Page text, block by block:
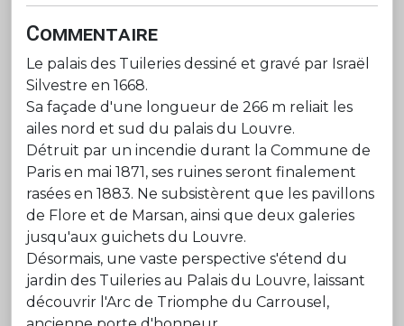
Commentaire
Le palais des Tuileries dessiné et gravé par Israël
Silvestre en 1668.
Sa façade d'une longueur de 266 m reliait les
ailes nord et sud du palais du Louvre.
Détruit par un incendie durant la Commune de
Paris en mai 1871, ses ruines seront finalement
rasées en 1883. Ne subsistèrent que les pavillons
de Flore et de Marsan, ainsi que deux galeries
jusqu'aux guichets du Louvre.
Désormais, une vaste perspective s'étend du
jardin des Tuileries au Palais du Louvre, laissant
découvrir l'Arc de Triomphe du Carrousel,